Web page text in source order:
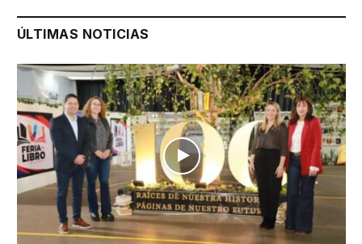
ÚLTIMAS NOTICIAS